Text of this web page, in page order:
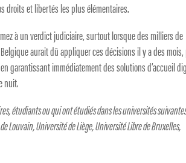
droits et libertés les plus élémentaires.
à un verdict judiciaire, surtout lorsque des milliers de
aurait dû appliquer ces décisions il y a des
garantissant immédiatement des solutions d’accueil
nuit.
étudiants ou qui ont étudiés dans les universités
Université de Liège, Université Libre de Bruxelles,